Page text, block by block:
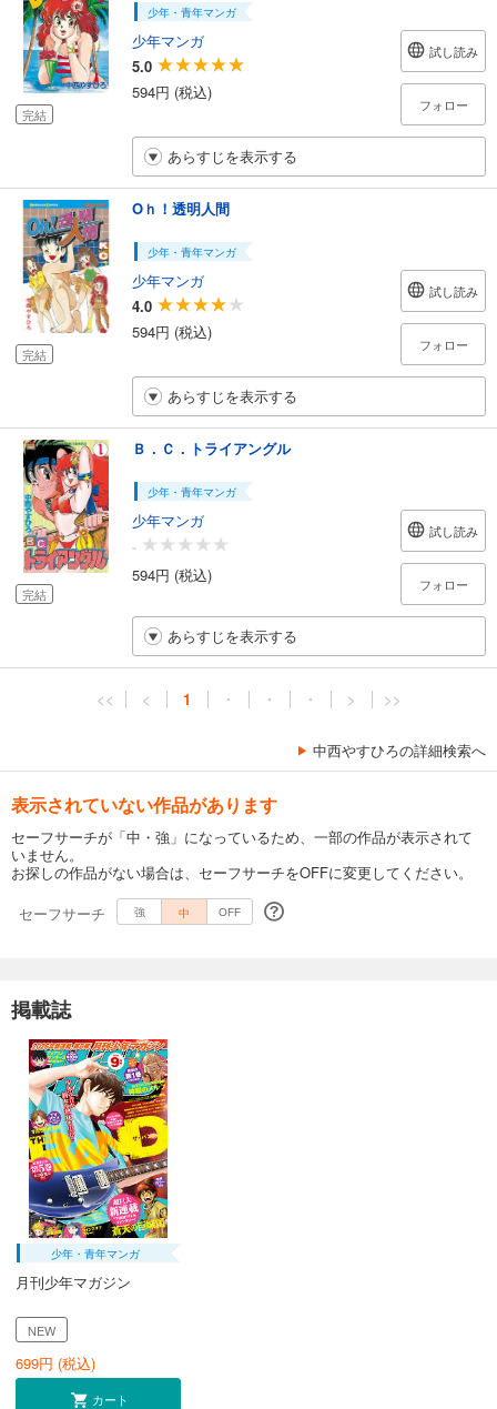
完結
少年・青年マンガ
少年マンガ
5.0
594円 (税込)
試し読み
フォロー
あらすじを表示する
完結
Oｈ！透明人間
少年・青年マンガ
少年マンガ
4.0
594円 (税込)
試し読み
フォロー
あらすじを表示する
完結
Ｂ．Ｃ．トライアングル
少年・青年マンガ
少年マンガ
-
594円 (税込)
試し読み
フォロー
あらすじを表示する
<< < 1 ・ ・ ・ > >>
中西やすひろの詳細検索へ
表示されていない作品があります
セーフサーチが「中・強」になっているため、一部の作品が表示されて
いません。
お探しの作品がない場合は、セーフサーチをOFFに変更してください。
セーフサーチ
強 中 OFF
掲載誌
少年・青年マンガ
月刊少年マガジン
NEW
699円 (税込)
カート